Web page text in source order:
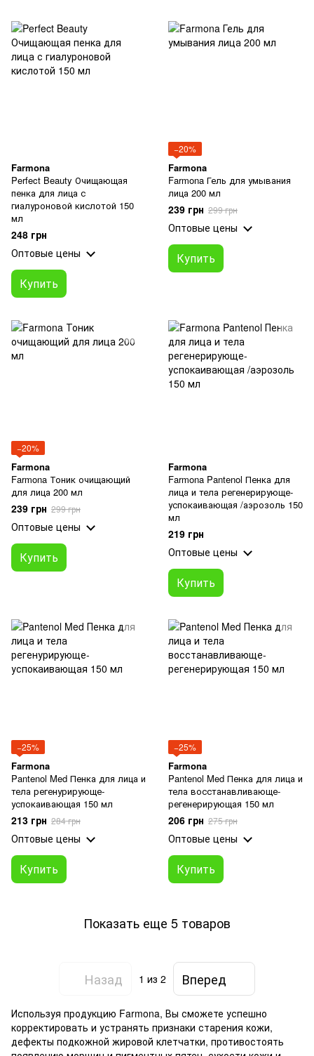
Farmona
Perfect Beauty Очищающая
пенка для лица с
гиалуроновой кислотой 150
мл
248 грн
Оптовые цены
Купить
−20%
Farmona
Farmona Гель для умывания
лица 200 мл
239 грн 299 грн
Оптовые цены
Купить
−20%
Farmona
Farmona Тоник очищающий
для лица 200 мл
239 грн 299 грн
Оптовые цены
Купить
Farmona
Farmona Pantenol Пенка для
лица и тела регенерирующе-
успокаивающая /аэрозоль 150
мл
219 грн
Оптовые цены
Купить
−25%
Farmona
Pantenol Med Пенка для лица и
тела регенурирующе-
успокаивающая 150 мл
213 грн 284 грн
Оптовые цены
Купить
−25%
Farmona
Pantenol Med Пенка для лица и
тела восстанавливающе-
регенерирующая 150 мл
206 грн 275 грн
Оптовые цены
Купить
Показать еще 5 товаров
Назад 1 из 2 Вперед
Используя продукцию Farmona, Вы сможете успешно
корректировать и устранять признаки старения кожи,
дефекты подкожной жировой клетчатки, противостоять